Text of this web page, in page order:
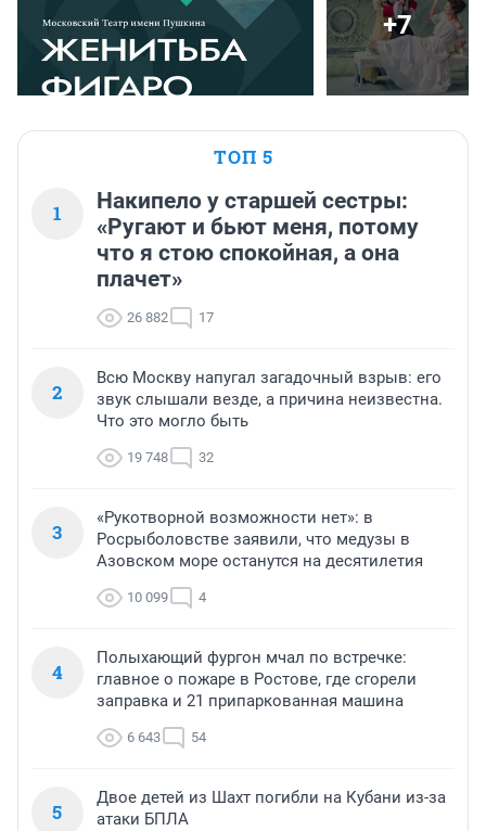
+7
ТОП 5
1
Накипело у старшей сестры:
«Ругают и бьют меня, потому
что я стою спокойная, а она
плачет»
26 882 17
2
Всю Москву напугал загадочный взрыв: его
звук слышали везде, а причина неизвестна.
Что это могло быть
19 748 32
3
«Рукотворной возможности нет»: в
Росрыболовстве заявили, что медузы в
Азовском море останутся на десятилетия
10 099 4
4
Полыхающий фургон мчал по встречке:
главное о пожаре в Ростове, где сгорели
заправка и 21 припаркованная машина
6 643 54
5
Двое детей из Шахт погибли на Кубани из-за
атаки БПЛА